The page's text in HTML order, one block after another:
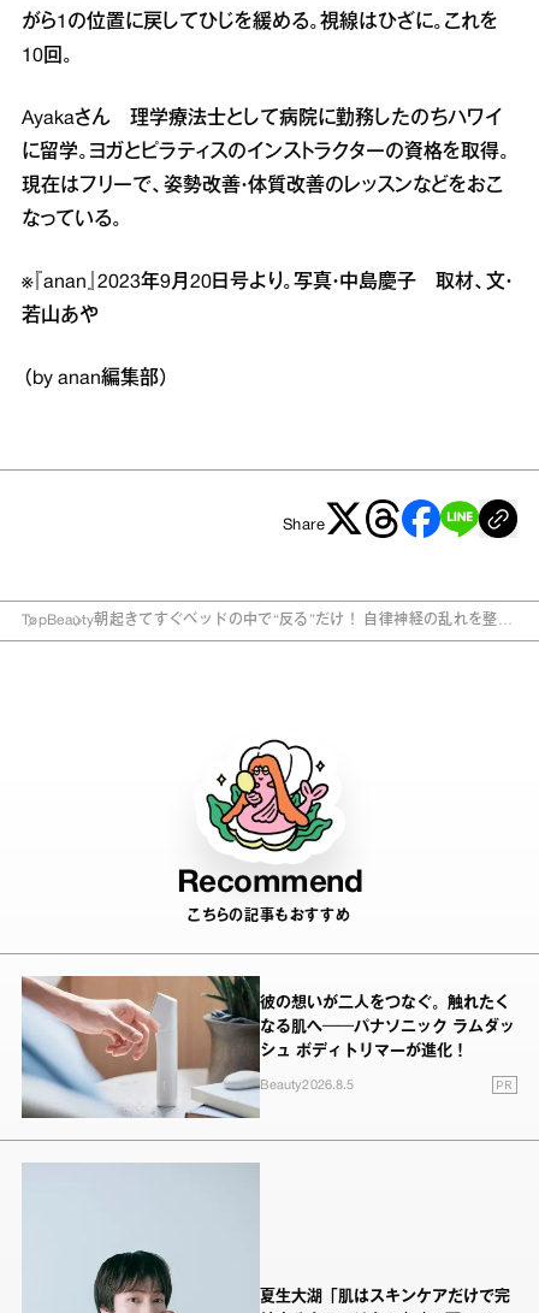
がら1の位置に戻してひじを緩める。視線はひざに。これを
10回。
Ayakaさん 理学療法士として病院に勤務したのちハワイ
に留学。ヨガとピラティスのインストラクターの資格を取得。
現在はフリーで、姿勢改善・体質改善のレッスンなどをおこ
なっている。
※『anan』2023年9月20日号より。写真・中島慶子 取材、文・
若山あや
（by anan編集部）
Share
TopBeauty朝起きてすぐベッドの中で“反る”だけ！ 自律神経の乱れを整え
Recommend
こちらの記事もおすすめ
彼の想いが二人をつなぐ。触れたく
なる肌へ──パナソニック ラムダッ
シュ ボディトリマーが進化！
Beauty2026.8.5 PR
夏生大湖「肌はスキンケアだけで完